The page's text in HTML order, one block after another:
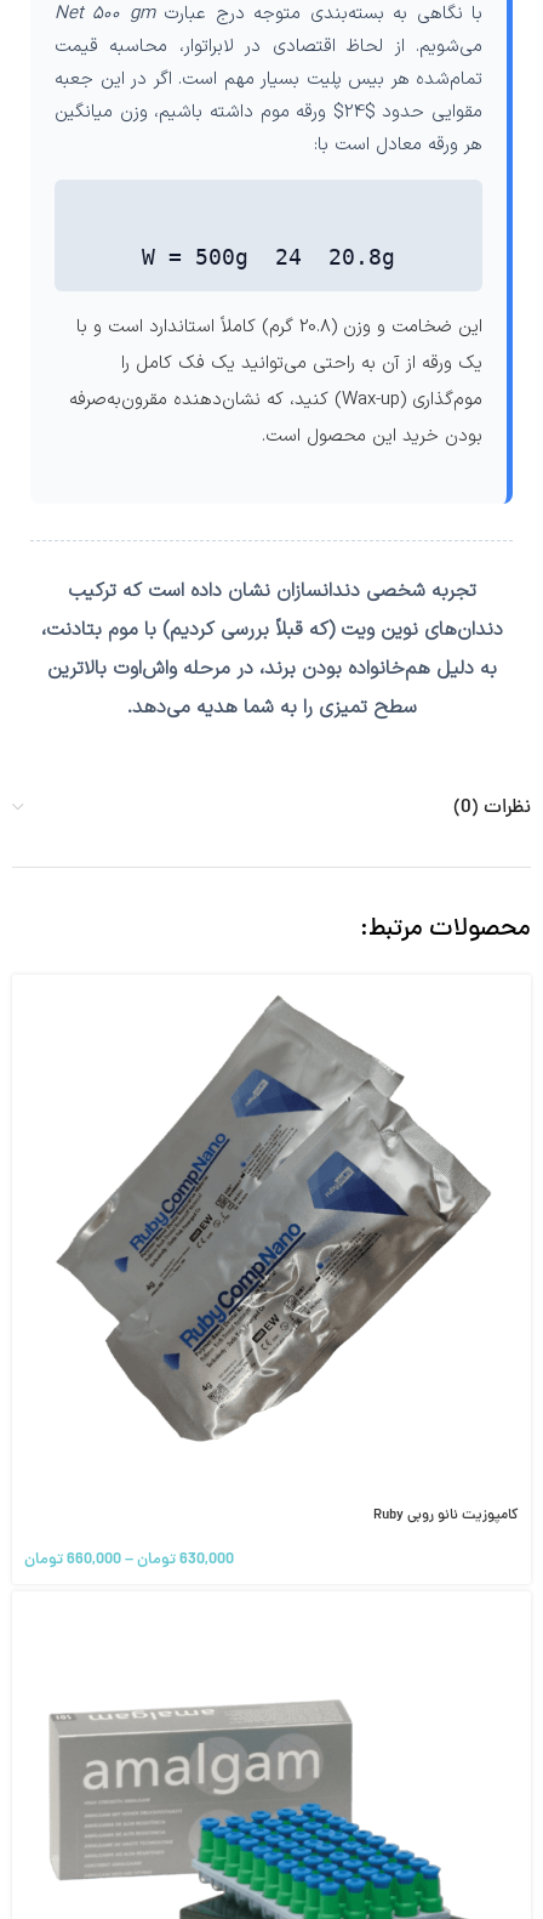
با نگاهی به بسته‌بندی متوجه درج عبارتNet 500 gm
می‌شویم. از لحاظ اقتصادی در لابراتوار، محاسبه قیمت
تمام‌شده هر بیس پلیت بسیار مهم است. اگر در این جعبه
مقوایی حدود $24$ ورقه موم داشته باشیم، وزن میانگین
هر ورقه معادل است با:
W = 500g 24 20.8g
این ضخامت و وزن (20.8 گرم) کاملاً استاندارد است و با
یک ورقه از آن به راحتی می‌توانید یک فک کامل را
موم‌گذاری (Wax-up) کنید، که نشان‌دهنده مقرون‌به‌صرفه
بودن خرید این محصول است.
تجربه شخصی دندانسازان نشان داده است که ترکیب
دندان‌های نوین ویت (که قبلاً بررسی کردیم) باموم بتادنت،
به دلیل هم‌خانواده بودن برند، در مرحله واش‌اوت بالاترین
سطح تمیزی را به شما هدیه می‌دهد.
نظرات (0)
محصولات مرتبط:
کامپوزیت نانو روبی Ruby
630,000تومان–
660,000تومان